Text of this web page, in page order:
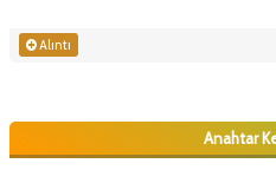
Alıntı
Anahtar